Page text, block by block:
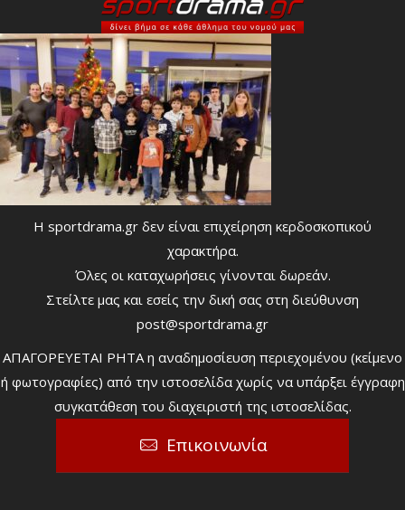
Η sportdrama.gr δεν είναι επιχείρηση κερδοσκοπικού
χαρακτήρα.
Όλες οι καταχωρήσεις γίνονται δωρεάν.
Στείλτε μας και εσείς την δική σας στη διεύθυνση
post@sportdrama.gr
ΑΠΑΓΟΡΕΥΕΤΑΙ ΡΗΤΑ η αναδημοσίευση περιεχομένου (κείμενο
ή φωτογραφίες) από την ιστοσελίδα χωρίς να υπάρξει έγγραφη
συγκατάθεση του διαχειριστή της ιστοσελίδας.
Επικοινωνία